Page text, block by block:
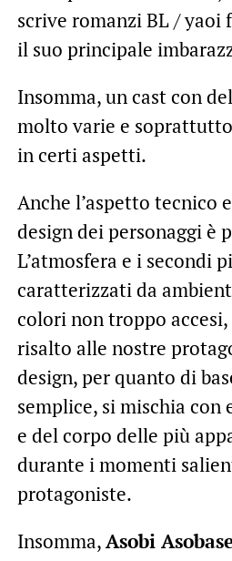
scrive romanzi BL / yaoi
il suo principale
Insomma, un cast con
molto varie e
in certi aspetti.
Anche l’aspetto tecnico
design dei personaggi è
L’atmosfera e i secondi
caratterizzati da
colori non troppo
risalto alle nostre
design, per quanto di
semplice, si mischia con
e del corpo delle più
durante i momenti
protagoniste.
Insomma,Asobi